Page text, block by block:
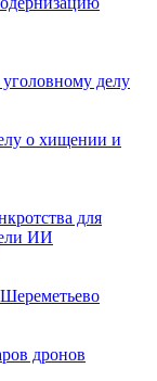
делу
о хищении и
для
ИИ
дронов